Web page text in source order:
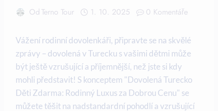
OdTerno Tour 1. 10. 2025 0 Komentáře
Vážení rodinní dovolenkáři, připravte se na skvělé
zprávy – dovolená v Turecku s vašimi dětmi může
být ještě vzrušující a příjemnější, než jste si kdy
mohli představit! S konceptem "Dovolená Turecko
Děti Zdarma: Rodinný Luxus za Dobrou Cenu" se
můžete těšit na nadstandardní pohodlí a vzrušující